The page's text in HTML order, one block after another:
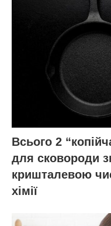
Всього 2
для сковороди
кришталевою
хімії